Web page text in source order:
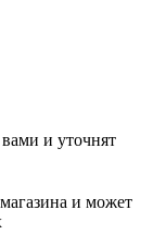
и уточнят
и может